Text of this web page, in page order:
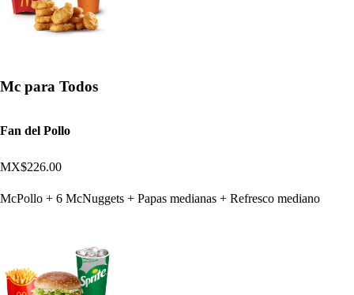
Mc para Todos
Fan del Pollo
MX$226.00
McPollo + 6 McNuggets + Papas medianas + Refresco mediano